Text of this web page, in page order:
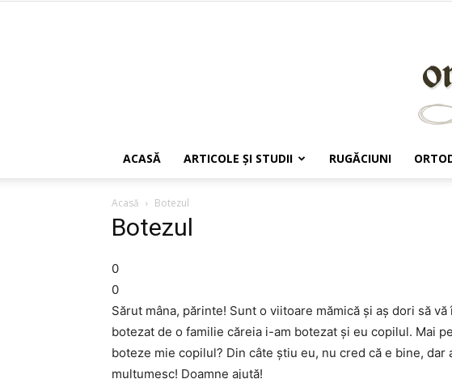
ACASĂ ARTICOLE ŞI STUDII RUGĂCIUNI
Acasă Botezul
Botezul
0
0
Sărut mâna, părinte! Sunt o viitoare mămică și aș dori să
botezat de o familie căreia i-am botezat și eu copilul. Mai
boteze mie copilul? Din câte știu eu, nu cred că e bine, dar
mulțumesc! Doamne ajută!